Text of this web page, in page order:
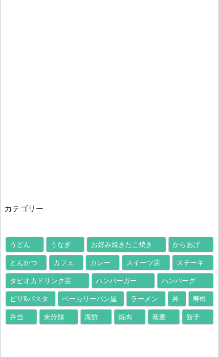
カテゴリー
うどん うなぎ お好み焼きたこ焼き からあげ
とんかつ カフェ カレー スイーツ店 ステーキ
タピオカドリンク店 ハンバーガー ハンバーグ
ピザ&パスタ ベーカリーパン屋 ラーメン 丼 寿司
弁当 未分類 海鮮 焼肉 蕎麦 餃子